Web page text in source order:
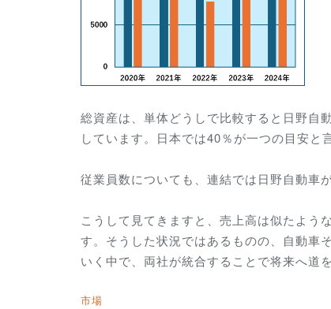
総資産は、単体どうしで比較すると日野自
しています。日本では40％が一つの目安と
従業員数についても、連結では日野自動車
こうして見てきますと、売上高は似たよう
す。そうした状況ではあるものの、自動車
いく中で、両社が統合することで将来へ道
市場